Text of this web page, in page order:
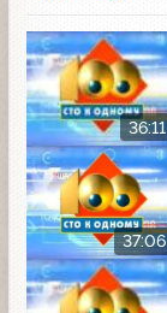
36:11
37:06